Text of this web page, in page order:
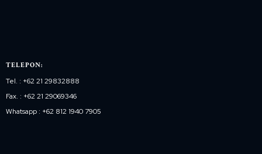
TELEPON:
Tel. : +62 21 29832888
Fax. : +62 21 29069346
Whatsapp : +62 812 1940 7905